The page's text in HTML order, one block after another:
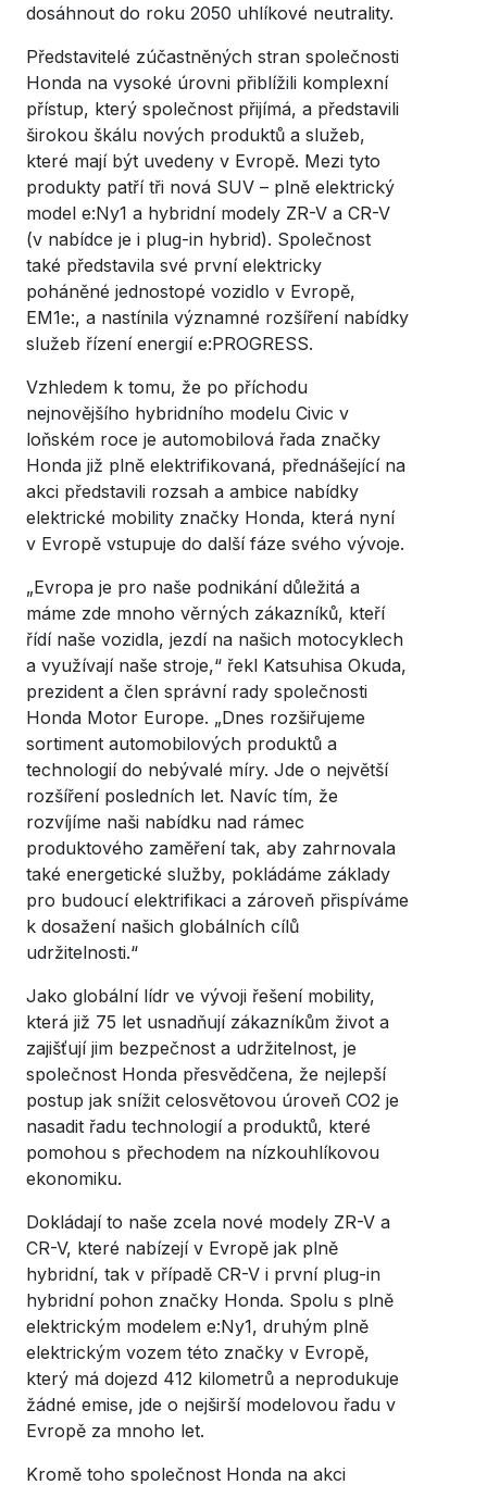
dosáhnout do roku 2050 uhlíkové neutrality.
Představitelé zúčastněných stran společnosti
Honda na vysoké úrovni přiblížili komplexní
přístup, který společnost přijímá, a představili
širokou škálu nových produktů a služeb,
které mají být uvedeny v Evropě. Mezi tyto
produkty patří tři nová SUV – plně elektrický
model e:Ny1 a hybridní modely ZR-V a CR-V
(v nabídce je i plug-in hybrid). Společnost
také představila své první elektricky
poháněné jednostopé vozidlo v Evropě,
EM1e:, a nastínila významné rozšíření nabídky
služeb řízení energií e:PROGRESS.
Vzhledem k tomu, že po příchodu
nejnovějšího hybridního modelu Civic v
loňském roce je automobilová řada značky
Honda již plně elektrifikovaná, přednášející na
akci představili rozsah a ambice nabídky
elektrické mobility značky Honda, která nyní
v Evropě vstupuje do další fáze svého vývoje.
„Evropa je pro naše podnikání důležitá a
máme zde mnoho věrných zákazníků, kteří
řídí naše vozidla, jezdí na našich motocyklech
a využívají naše stroje,“ řekl Katsuhisa Okuda,
prezident a člen správní rady společnosti
Honda Motor Europe. „Dnes rozšiřujeme
sortiment automobilových produktů a
technologií do nebývalé míry. Jde o největší
rozšíření posledních let. Navíc tím, že
rozvíjíme naši nabídku nad rámec
produktového zaměření tak, aby zahrnovala
také energetické služby, pokládáme základy
pro budoucí elektrifikaci a zároveň přispíváme
k dosažení našich globálních cílů
udržitelnosti.“
Jako globální lídr ve vývoji řešení mobility,
která již 75 let usnadňují zákazníkům život a
zajišťují jim bezpečnost a udržitelnost, je
společnost Honda přesvědčena, že nejlepší
postup jak snížit celosvětovou úroveň CO2 je
nasadit řadu technologií a produktů, které
pomohou s přechodem na nízkouhlíkovou
ekonomiku.
Dokládají to naše zcela nové modely ZR-V a
CR-V, které nabízejí v Evropě jak plně
hybridní, tak v případě CR-V i první plug-in
hybridní pohon značky Honda. Spolu s plně
elektrickým modelem e:Ny1, druhým plně
elektrickým vozem této značky v Evropě,
který má dojezd 412 kilometrů a neprodukuje
žádné emise, jde o nejširší modelovou řadu v
Evropě za mnoho let.
Kromě toho společnost Honda na akci